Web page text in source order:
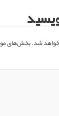
شد.بخش‌های